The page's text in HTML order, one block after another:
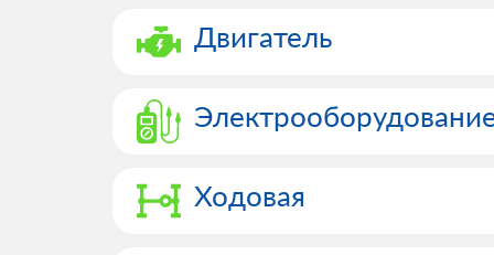
Двигатель
Ходовая